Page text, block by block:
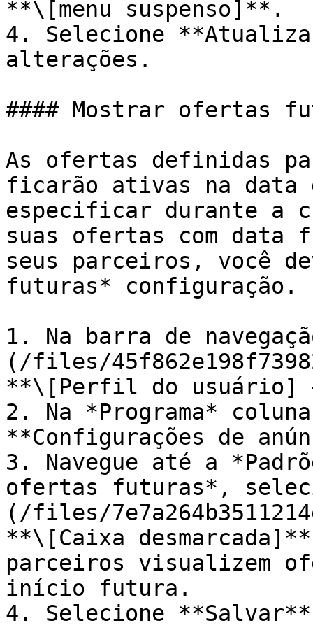
**\[menu suspenso]**.
4. Selecione
alterações.
#### Mostrar ofertas
As ofertas definidas
ficarão ativas na data
especificar durante a
suas ofertas com data
seus parceiros, você
futuras* configuração.
1. Na barra de
(/files/
**\[Perfil do usuário]
2. Na *Programa*
**Configurações de
3. Navegue até a
ofertas futuras*,
(/files/
**\[Caixa
parceiros visualizem
início futura.
4. Selecione